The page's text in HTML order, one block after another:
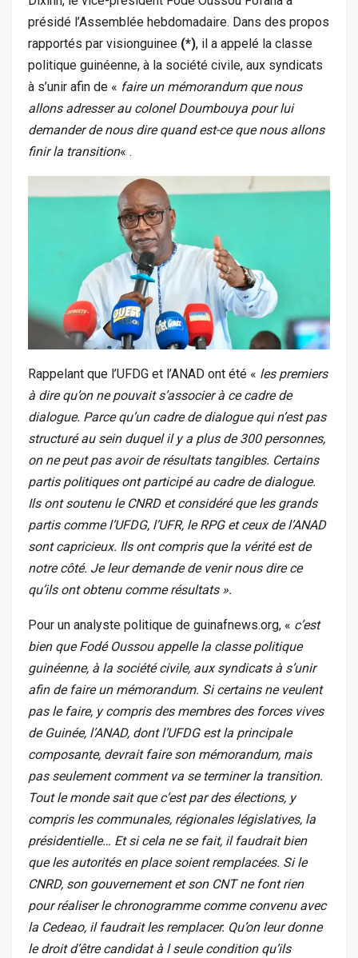
présidé l’Assemblée hebdomadaire. Dans des propos
rapportés par visionguinee (*), il a appelé la classe
politique guinéenne, à la société civile, aux syndicats
à s’unir afin de « faire un mémorandum que nous
allons adresser au colonel Doumbouya pour lui
demander de nous dire quand est-ce que nous allons
finir la transition« .
Rappelant que l’UFDG et l’ANAD ont été « les premiers
à dire qu’on ne pouvait s’associer à ce cadre de
dialogue. Parce qu’un cadre de dialogue qui n’est pas
structuré au sein duquel il y a plus de 300 personnes,
on ne peut pas avoir de résultats tangibles. Certains
partis politiques ont participé au cadre de dialogue.
Ils ont soutenu le CNRD et considéré que les grands
partis comme l’UFDG, l’UFR, le RPG et ceux de l’ANAD
sont capricieux. Ils ont compris que la vérité est de
notre côté. Je leur demande de venir nous dire ce
qu’ils ont obtenu comme résultats ».
Pour un analyste politique de guinafnews.org, « c’est
bien que Fodé Oussou appelle la classe politique
guinéenne, à la société civile, aux syndicats à s’unir
afin de faire un mémorandum. Si certains ne veulent
pas le faire, y compris des membres des forces vives
de Guinée, l’ANAD, dont l’UFDG est la principale
composante, devrait faire son mémorandum, mais
pas seulement comment va se terminer la transition.
Tout le monde sait que c’est par des élections, y
compris les communales, régionales législatives, la
présidentielle… Et si cela ne se fait, il faudrait bien
que les autorités en place soient remplacées. Si le
CNRD, son gouvernement et son CNT ne font rien
pour réaliser le chronogramme comme convenu avec
la Cedeao, il faudrait les remplacer. Qu’on leur donne
le droit d’être candidat à l seule condition qu’ils